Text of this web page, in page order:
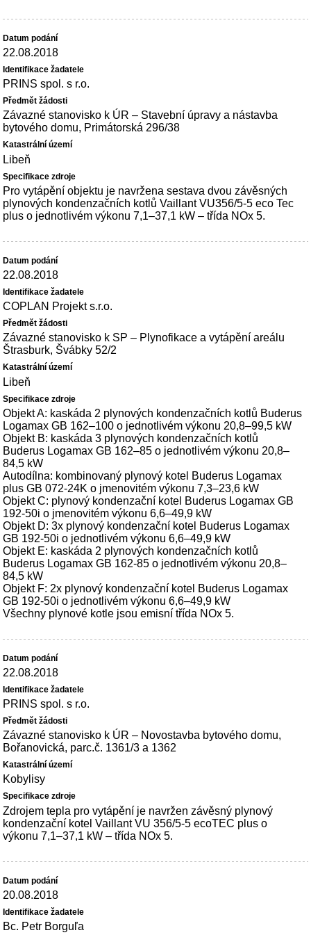
22.08.2018
PRINS spol. s r.o.
Závazné stanovisko k ÚR – Stavební úpravy a nástavba
bytového domu, Primátorská 296/38
Libeň
Pro vytápění objektu je navržena sestava dvou závěsných
plynových kondenzačních kotlů Vaillant VU356/5-5 eco Tec
plus o jednotlivém výkonu 7,1–37,1 kW – třída NOx 5.
22.08.2018
COPLAN Projekt s.r.o.
Závazné stanovisko k SP – Plynofikace a vytápění areálu
Štrasburk, Švábky 52/2
Libeň
Objekt A: kaskáda 2 plynových kondenzačních kotlů Buderus
Logamax GB 162–100 o jednotlivém výkonu 20,8–99,5 kW
Objekt B: kaskáda 3 plynových kondenzačních kotlů
Buderus Logamax GB 162–85 o jednotlivém výkonu 20,8–
84,5 kW
Autodílna: kombinovaný plynový kotel Buderus Logamax
plus GB 072-24K o jmenovitém výkonu 7,3–23,6 kW
Objekt C: plynový kondenzační kotel Buderus Logamax GB
192-50i o jmenovitém výkonu 6,6–49,9 kW
Objekt D: 3x plynový kondenzační kotel Buderus Logamax
GB 192-50i o jednotlivém výkonu 6,6–49,9 kW
Objekt E: kaskáda 2 plynových kondenzačních kotlů
Buderus Logamax GB 162-85 o jednotlivém výkonu 20,8–
84,5 kW
Objekt F: 2x plynový kondenzační kotel Buderus Logamax
GB 192-50i o jednotlivém výkonu 6,6–49,9 kW
Všechny plynové kotle jsou emisní třída NOx 5.
22.08.2018
PRINS spol. s r.o.
Závazné stanovisko k ÚR – Novostavba bytového domu,
Bořanovická, parc.č. 1361/3 a 1362
Kobylisy
Zdrojem tepla pro vytápění je navržen závěsný plynový
kondenzační kotel Vaillant VU 356/5-5 ecoTEC plus o
výkonu 7,1–37,1 kW – třída NOx 5.
20.08.2018
Bc. Petr Borguľa